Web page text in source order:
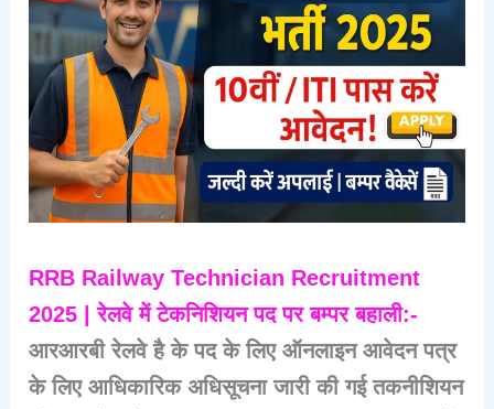
RRB Railway Technician Recruitment
2025 | रेलवे में टेकनिशियन पद पर बम्पर बहाली:-
आरआरबी रेलवे है के पद के लिए ऑनलाइन आवेदन पत्र
के लिए आधिकारिक अधिसूचना जारी की गई तकनीशियन